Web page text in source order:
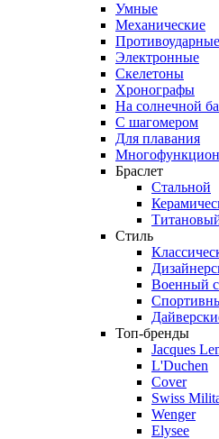
Умные
Механические
Противоударные
Электронные
Скелетоны
Хронографы
На солнечной
С шагомером
Для плавания
Браслет
Стальной
Стиль
Военный
Топ-бренды
Jacques
L'Duchen
Cover
Swiss
Wenger
Elysee